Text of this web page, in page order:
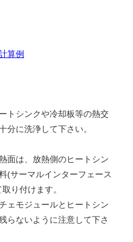
算例
トシンクや冷却板等の熱交
分に洗浄して下さい。
面は、放熱側のヒートシン
(サーマルインターフェース
り付けます。
ェモジュールとヒートシン
らないように注意して下さ